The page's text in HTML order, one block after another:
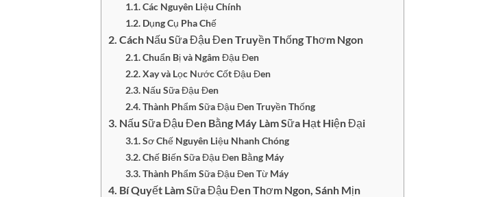
Các Nguyên Liệu Chính
Dụng Cụ Pha Chế
Cách Nấu Sữa Đậu Đen Truyền Thống Thơm Ngon
Chuẩn Bị và Ngâm Đậu Đen
Xay và Lọc Nước Cốt Đậu Đen
Nấu Sữa Đậu Đen
Thành Phẩm Sữa Đậu Đen Truyền Thống
Nấu Sữa Đậu Đen Bằng Máy Làm Sữa Hạt Hiện Đại
Sơ Chế Nguyên Liệu Nhanh Chóng
Chế Biến Sữa Đậu Đen Bằng Máy
Thành Phẩm Sữa Đậu Đen Từ Máy
Bí Quyết Làm Sữa Đậu Đen Thơm Ngon, Sánh Mịn